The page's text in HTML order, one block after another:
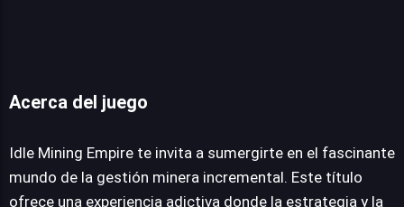
Acerca del juego
Idle Mining Empire te invita a sumergirte en el fascinante
mundo de la gestión minera incremental. Este título
ofrece una experiencia adictiva donde la estrategia y la